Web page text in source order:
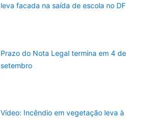
leva facada na saída de escola no DF
Prazo do Nota Legal termina em 4 de
setembro
Vídeo: Incêndio em vegetação leva à